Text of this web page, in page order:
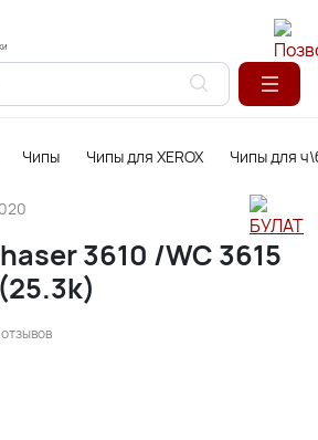
Чипы Чипы для XEROX Чипы для
3610 /WC 3615